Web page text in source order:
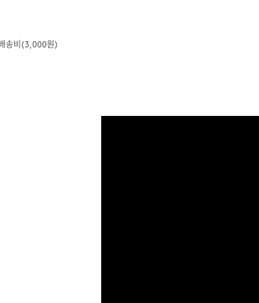
송비(3,000원)